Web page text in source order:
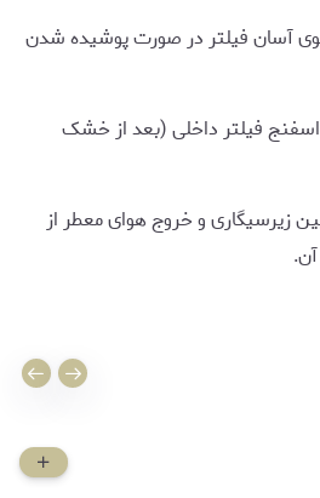
آسان فیلتر در صورت پوشیده شدن
فیلتر داخلی (بعد از خشک
زیرسیگاری و خروج هوای معطر از